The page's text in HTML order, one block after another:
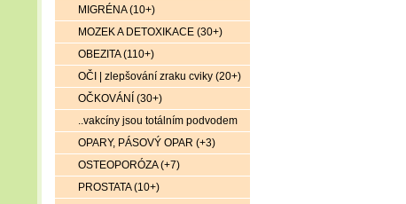
MIGRÉNA (10+)
MOZEK A DETOXIKACE (30+)
OBEZITA (110+)
OČI | zlepšování zraku cviky (20+)
OČKOVÁNÍ (30+)
..vakcíny jsou totálním podvodem
OPARY, PÁSOVÝ OPAR (+3)
OSTEOPORÓZA (+7)
PROSTATA (10+)